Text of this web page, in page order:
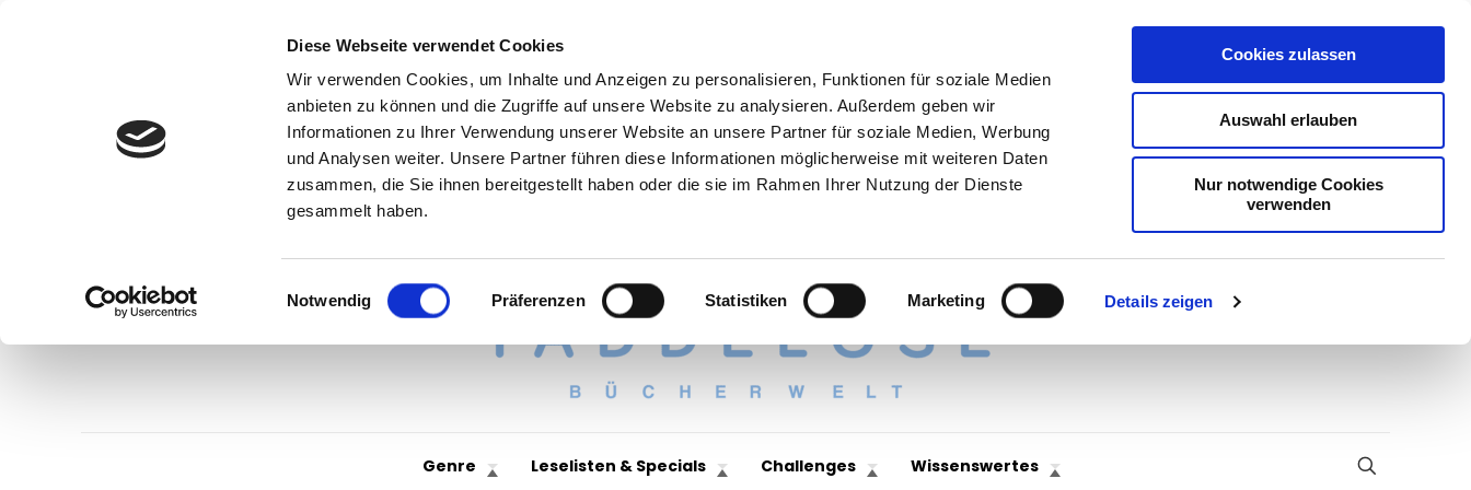
Diese Webseite verwendet Cookies
Wir verwenden Cookies, um Inhalte und Anzeigen zu personalisieren, Funktionen für soziale Medien
anbieten zu können und die Zugriffe auf unsere Website zu analysieren. Außerdem geben wir
Informationen zu Ihrer Verwendung unserer Website an unsere Partner für soziale Medien, Werbung
und Analysen weiter. Unsere Partner führen diese Informationen möglicherweise mit weiteren Daten
zusammen, die Sie ihnen bereitgestellt haben oder die sie im Rahmen Ihrer Nutzung der Dienste
gesammelt haben.
Einwilligungsauswahl
Notwendig Präferenzen Statistiken Marketing Details zeigen
Cookies zulassen
Auswahl erlauben
Nur notwendige Cookies
verwenden
Genre Leselisten & Specials Challenges Wissenswertes